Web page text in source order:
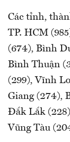
Các tỉnh,
TP. HCM
(674), Bình
Bình Thuận
(299), Vĩnh
Giang (274),
Đắk Lắk
Vũng Tàu